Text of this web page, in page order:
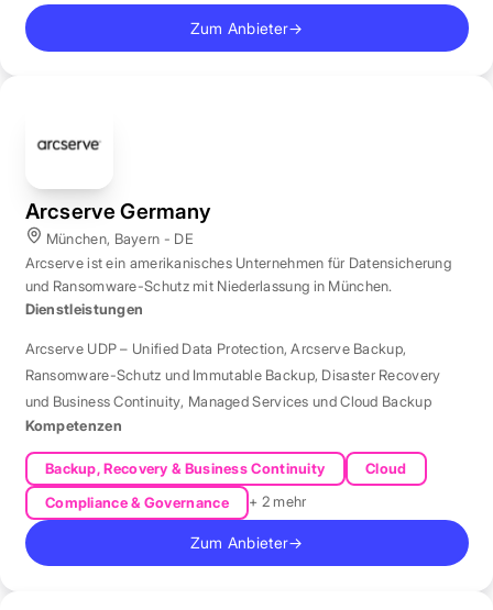
Zum Anbieter→
Arcserve Germany
München, Bayern - DE
Arcserve ist ein amerikanisches Unternehmen für Datensicherung
und Ransomware-Schutz mit Niederlassung in München.
Dienstleistungen
Arcserve UDP – Unified Data Protection,Arcserve Backup,
Ransomware-Schutz und Immutable Backup, Disaster Recovery
und Business Continuity, Managed Services und Cloud Backup
Kompetenzen
Backup, Recovery & Business Continuity
Cloud
Compliance & Governance
+ 2 mehr
Zum Anbieter→